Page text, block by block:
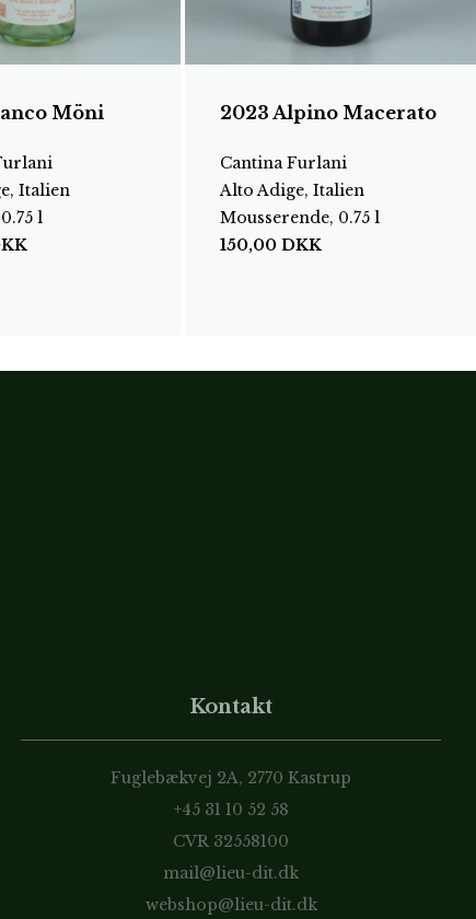
Möni
Italien
l
2023 Alpino Macerato
Cantina Furlani
Alto Adige, Italien
Mousserende, 0.75 l
150,00DKK
Kontakt
Fuglebækvej 2A, 2770 Kastrup
+45 31 10 52 58
CVR 32558100
mail@lieu-dit.dk
webshop@lieu-dit.dk